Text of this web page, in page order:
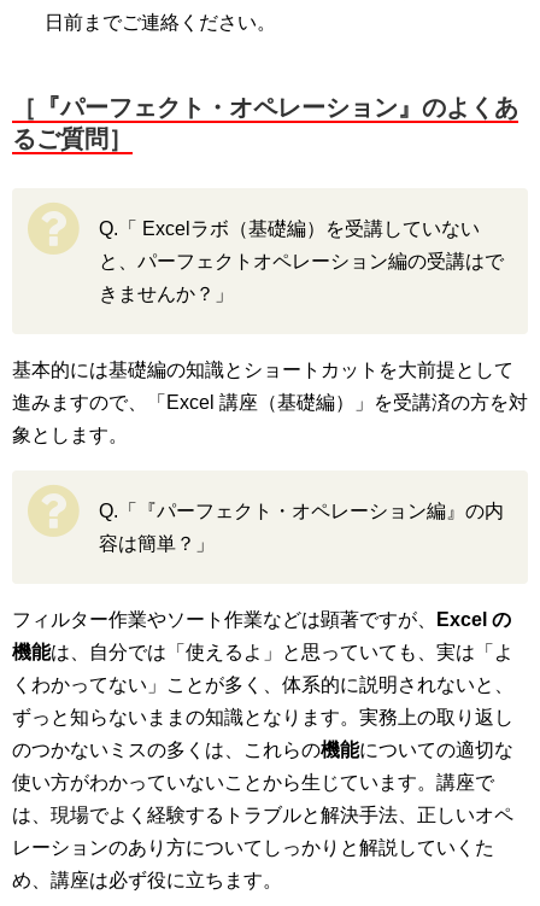
日前までご連絡ください。
［『パーフェクト・オペレーション』のよくあ
るご質問］
Q.「 Excelラボ（基礎編）を受講していない
と、パーフェクトオペレーション編の受講はで
きませんか？」
基本的には基礎編の知識とショートカットを大前提として
進みますので、「Excel 講座（基礎編）」を受講済の方を対
象とします。
Q.「『パーフェクト・オペレーション編』の内
容は簡単？」
フィルター作業やソート作業などは顕著ですが、
Excel の
機能は、自分では「使えるよ」と思っていても、実は「よ
くわかってない」ことが多く、体系的に説明されないと、
ずっと知らないままの知識となります。実務上の取り返し
のつかないミスの多くは、これらの機能についての適切な
使い方がわかっていないことから生じています。講座で
は、現場でよく経験するトラブルと解決手法、正しいオペ
レーションのあり方についてしっかりと解説していくた
め、講座は必ず役に立ちます。